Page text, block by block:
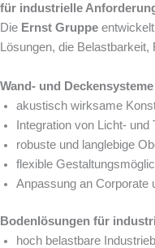
für industrielle
Die Ernst Gruppe
Lösungen, die
Wand- und
akustisch wirksame
Integration von Licht-
robuste und langlebige
flexible
Anpassung an Corporate
Bodenlösungen für
hoch belastbare